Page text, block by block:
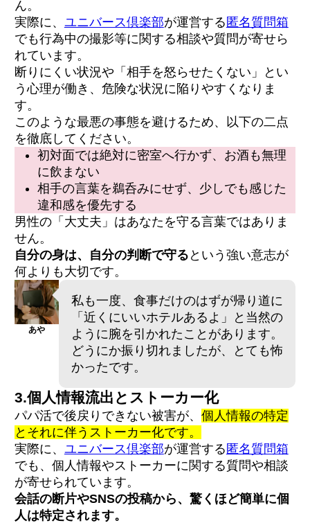
ん。
実際に、 ユニバース倶楽部が運営する 匿名質問箱
でも行為中の撮影等に関する相談や質問が寄せら
れています。
断りにくい状況や「相手を怒らせたくない」とい
う心理が働き、危険な状況に陥りやすくなりま
す。
このような最悪の事態を避けるため、以下の二点
を徹底してください。
初対面では絶対に密室へ行かず、お酒も無理
に飲まない
相手の言葉を鵜呑みにせず、少しでも感じた
違和感を優先する
男性の「大丈夫」はあなたを守る言葉ではありま
せん。
自分の身は、自分の判断で守る という強い意志が
何よりも大切です。
あや
私も一度、食事だけのはずが帰り道に
「近くにいいホテルあるよ」と当然の
ように腕を引かれたことがあります。
どうにか振り切れましたが、とても怖
かったです。
3.個人情報流出とストーカー化
パパ活で後戻りできない被害が、 個人情報の特定
とそれに伴うストーカー化です。
実際に、 ユニバース倶楽部が運営する 匿名質問箱
でも、個人情報やストーカーに関する質問や相談
が寄せられています。
会話の断片やSNSの投稿から、驚くほど簡単に個
人は特定されます。